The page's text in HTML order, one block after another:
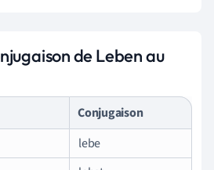
de Leben au
Conjugaison
lebe